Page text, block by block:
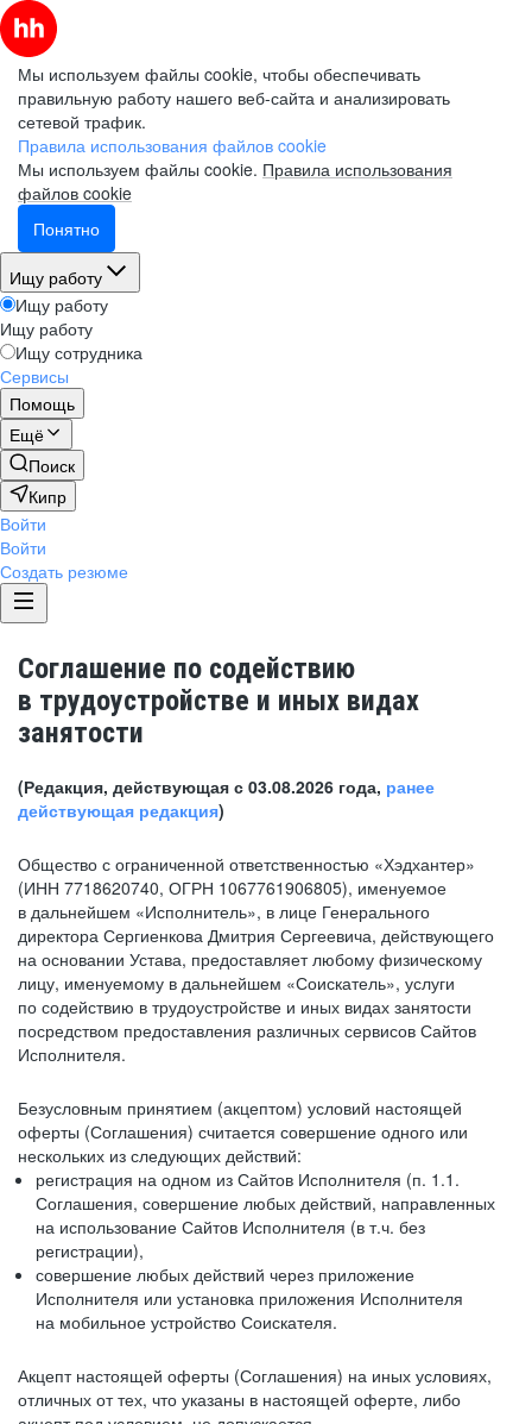
Мы используем файлы cookie, чтобы обеспечивать
правильную работу нашего веб-сайта и анализировать
сетевой трафик.
Правила использования файлов cookie
Мы используем файлы cookie. Правила использования
файлов cookie
Понятно
Ищу работу
Ищу работу
Ищу работу
Ищу сотрудника
Сервисы
Помощь
Ещё
Поиск
Кипр
Войти
Войти
Создать резюме
Соглашение по содействию
в трудоустройстве и иных видах
занятости
(Редакция, действующая с 03.08.2026 года, ранее
действующая редакция)
Общество с ограниченной ответственностью «Хэдхантер»
(ИНН 7718620740, ОГРН 1067761906805), именуемое
в дальнейшем «Исполнитель», в лице Генерального
директора Сергиенкова Дмитрия Сергеевича, действующего
на основании Устава, предоставляет любому физическому
лицу, именуемому в дальнейшем «Соискатель», услуги
по содействию в трудоустройстве и иных видах занятости
посредством предоставления различных сервисов Сайтов
Исполнителя.
Безусловным принятием (акцептом) условий настоящей
оферты (Соглашения) считается совершение одного или
нескольких из следующих действий:
регистрация на одном из Сайтов Исполнителя (п. 1.1.
Соглашения, совершение любых действий, направленных
на использование Сайтов Исполнителя (в т.ч. без
регистрации),
совершение любых действий через приложение
Исполнителя или установка приложения Исполнителя
на мобильное устройство Соискателя.
Акцепт настоящей оферты (Соглашения) на иных условиях,
отличных от тех, что указаны в настоящей оферте, либо